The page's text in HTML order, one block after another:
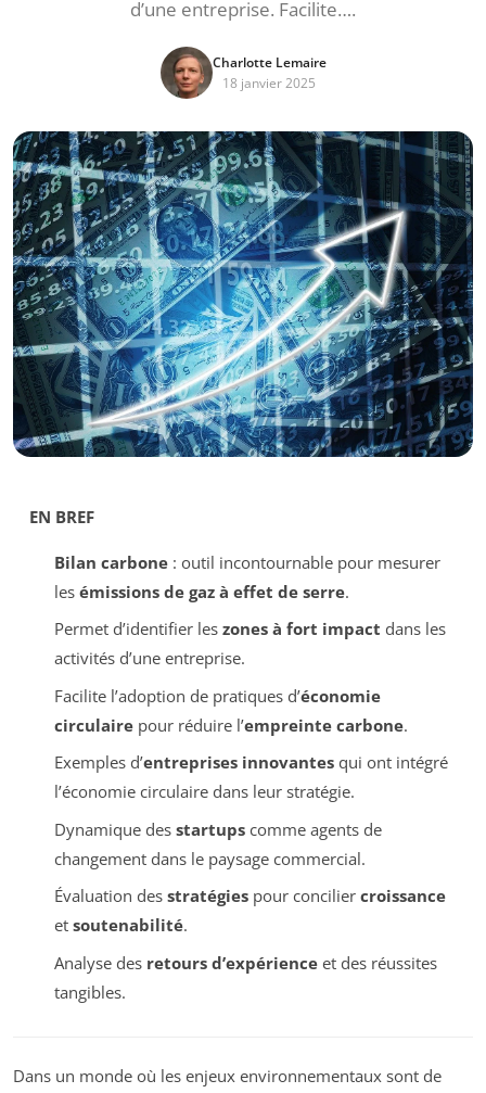
d’une entreprise. Facilite….
Charlotte Lemaire
18 janvier 2025
EN BREF
Bilan carbone: outil incontournable pour mesurer
les émissions de gaz à effet de serre.
Permet d’identifier les zones à fort impact dans les
activités d’une entreprise.
Facilite l’adoption de pratiques d’économie
circulairepour réduire l’empreinte carbone.
Exemples d’entreprises innovantesqui ont intégré
l’économie circulaire dans leur stratégie.
Dynamique des startupscomme agents de
changement dans le paysage commercial.
Évaluation des stratégiespour concilier croissance
et soutenabilité.
Analyse des retours d’expérienceet des réussites
tangibles.
Dans un monde où les enjeux environnementaux sont de